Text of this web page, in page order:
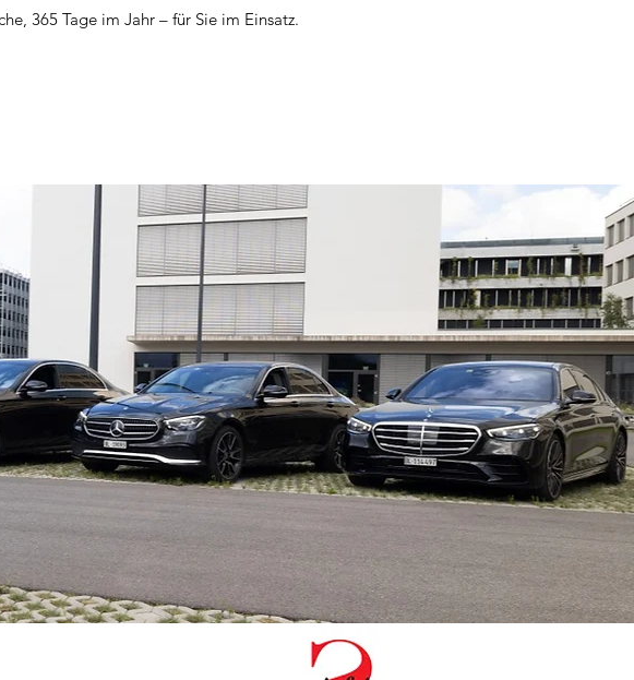
365 Tage im Jahr – für Sie im Einsatz.